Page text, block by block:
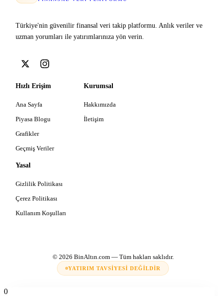
Türkiye'nin güvenilir finansal veri takip platformu. Anlık veriler ve
uzman yorumları ile yatırımlarınıza yön verin.
Hızlı Erişim
Ana Sayfa
Piyasa Blogu
Grafikler
Geçmiş Veriler
Kurumsal
Hakkımızda
İletişim
Yasal
Gizlilik Politikası
Çerez Politikası
Kullanım Koşulları
© 2026 BinAltın.com— Tüm hakları saklıdır.
YATIRIM TAVSIYESI DEĞILDIR
0